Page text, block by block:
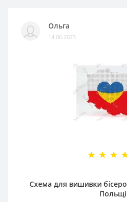
Ольга
14.06.2023
Схема для вишивки